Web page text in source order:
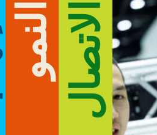
الاتصال النمو